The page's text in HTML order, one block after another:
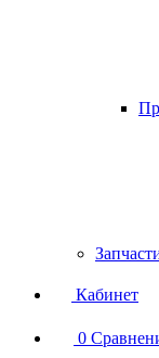
Кабинет
0